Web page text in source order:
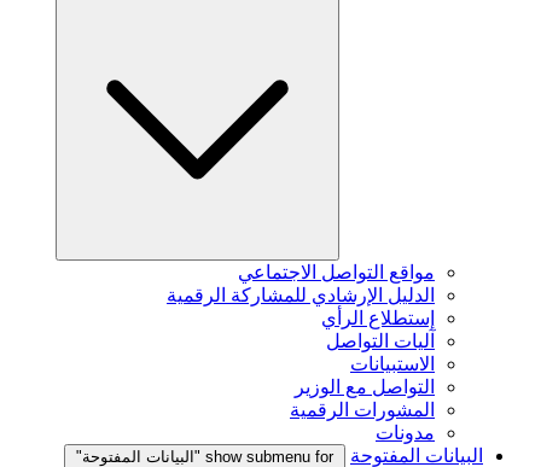
مواقع التواصل الاجتماعي
الدليل الإرشادي للمشاركة الرقمية
إستطلاع الرأي
آليات التواصل
الاستبيانات
التواصل مع الوزير
المشورات الرقمية
مدونات
البيانات المفتوحة
show submenu for "البيانات المفتوحة"